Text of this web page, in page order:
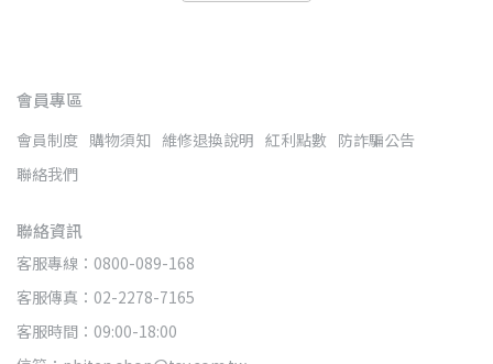
會員專區
會員制度 購物須知 維修退換說明 紅利點數 防詐騙公告
聯絡我們
聯絡資訊
客服專線：0800-089-168
客服傳真：02-2278-7165
客服時間：09:00-18:00